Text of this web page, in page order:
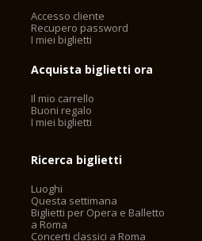
Accesso cliente
Recupero password
I miei biglietti
Acquista biglietti ora
Il mio carrello
Buoni regalo
I miei biglietti
Ricerca biglietti
Luoghi
Questa settimana
Biglietti per Opera e Balletto
a Roma
Concerti classici a Roma